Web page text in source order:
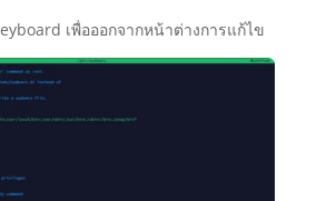
เพื่อออกจากหน้าต่างการแก้ไข